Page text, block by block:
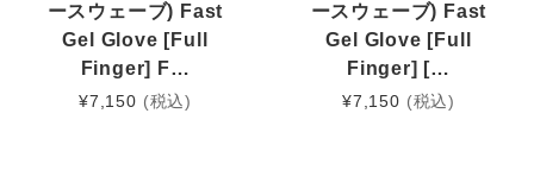
ースウェーブ) Fast
Gel Glove [Full
Finger] F…
¥7,150 (税込)
ースウェーブ) Fast
Gel Glove [Full
Finger] […
¥7,150 (税込)